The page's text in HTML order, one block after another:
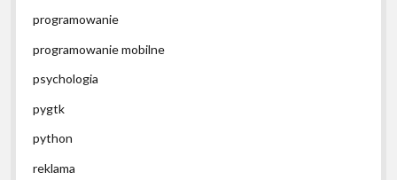
programowanie
programowanie mobilne
psychologia
pygtk
python
reklama